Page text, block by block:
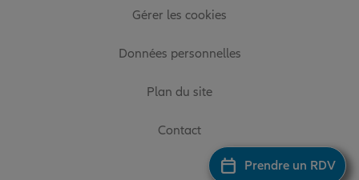
Prendre un RDV
Gérer les cookies
Données personnelles
Plan du site
Contact